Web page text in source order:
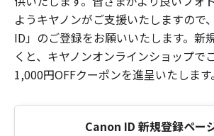
ようキヤノンがご支援いたしますので
ID」のご登録をお願いいたします。新
くと、キヤノンオンラインショップで
1,000円OFFクーポンを進呈いたします。
Canon ID 新規登録ペー